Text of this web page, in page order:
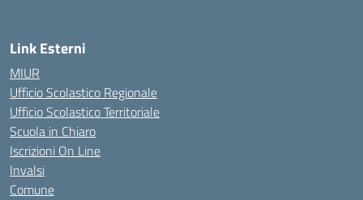
Link Esterni
MIUR
Ufficio Scolastico Regionale
Ufficio Scolastico Territoriale
Scuola in Chiaro
Iscrizioni On Line
Invalsi
Comune